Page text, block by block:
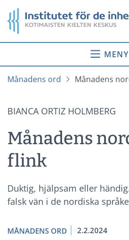
till
innehåll
Startsida
MENY
Månadens ord Månadens
BIANCA ORTIZ HOLMBERG
Månadens
flink
Duktig, hjälpsam eller
falsk vän i de nordiska
MÅNADENS ORD 2.2.2024